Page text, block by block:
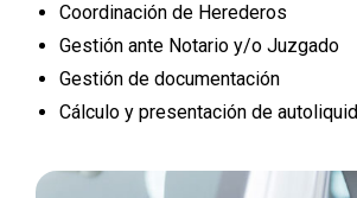
Coordinación de Herederos
Gestión ante Notario y/o Juzgado
Gestión de documentación
Cálculo y presentación de